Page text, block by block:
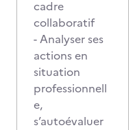
cadre
collaboratif
- Analyser ses
actions en
situation
professionnell
e,
s’autoévaluer